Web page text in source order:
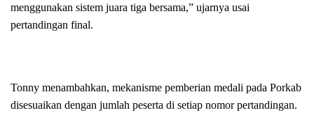
menggunakan sistem juara tiga bersama,” ujarnya usai
pertandingan final.
Tonny menambahkan, mekanisme pemberian medali pada Porkab
disesuaikan dengan jumlah peserta di setiap nomor pertandingan.